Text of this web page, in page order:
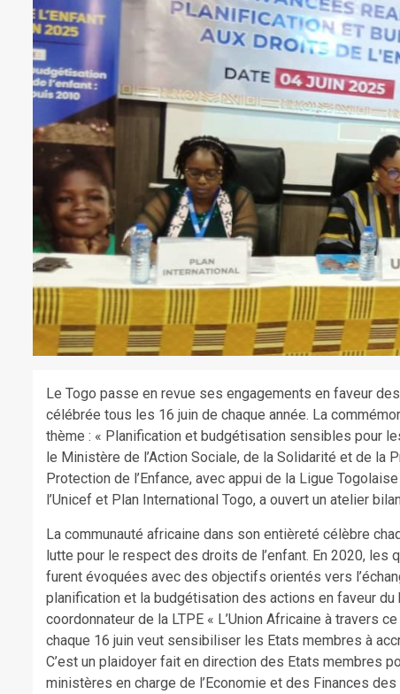
Le Togo passe en revue ses engagements en faveur
célébrée tous les 16 juin de chaque année. La
thème : « Planification et budgétisation sensibles pour
le Ministère de l’Action Sociale, de la Solidarité et de la
Protection de l’Enfance, avec appui de la Ligue
l’Unicef et Plan International Togo, a ouvert un atelier
La communauté africaine dans son entièreté célèbre
lutte pour le respect des droits de l’enfant. En 2020,
furent évoquées avec des objectifs orientés vers
planification et la budgétisation des actions en faveur
coordonnateur de la LTPE « L’Union Africaine à travers
chaque 16 juin veut sensibiliser les Etats membres à
C’est un plaidoyer fait en direction des Etats membres
ministères en charge de l’Economie et des Finances